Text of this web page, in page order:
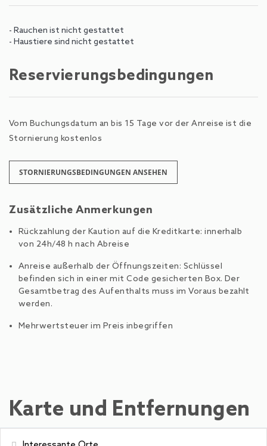
- Rauchen ist nicht gestattet
- Haustiere sind nicht gestattet
Reservierungsbedingungen
Vom Buchungsdatum an bis 15 Tage vor der Anreise ist die
Stornierung kostenlos
STORNIERUNGSBEDINGUNGEN ANSEHEN
Zusätzliche Anmerkungen
Rückzahlung der Kaution auf die Kreditkarte: innerhalb
von 24h/48 h nach Abreise
Anreise außerhalb der Öffnungszeiten: Schlüssel
befinden sich in einer mit Code gesicherten Box. Der
Gesamtbetrag des Aufenthalts muss im Voraus bezahlt
werden.
Mehrwertsteuer im Preis inbegriffen
Karte und Entfernungen